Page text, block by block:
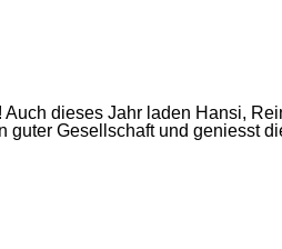
Auch dieses Jahr laden Hansi,
guter Gesellschaft und geniesst